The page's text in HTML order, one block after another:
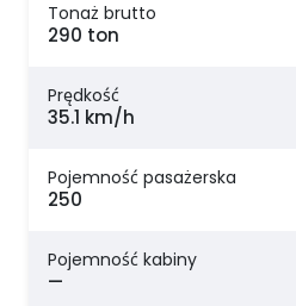
Tonaż brutto
290 ton
Prędkość
35.1 km/h
Pojemność pasażerska
250
Pojemność kabiny
—